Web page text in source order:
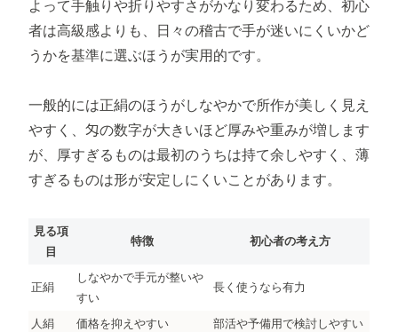
よって手触りや折りやすさがかなり変わるため、初心
者は高級感よりも、日々の稽古で手が迷いにくいかど
うかを基準に選ぶほうが実用的です。
一般的には正絹のほうがしなやかで所作が美しく見え
やすく、匁の数字が大きいほど厚みや重みが増します
が、厚すぎるものは最初のうちは持て余しやすく、薄
すぎるものは形が安定しにくいことがあります。
見る項
目
特徴 初心者の考え方
正絹
しなやかで手元が整いや
すい
長く使うなら有力
人絹 価格を抑えやすい
部活や予備用で検討しやすい